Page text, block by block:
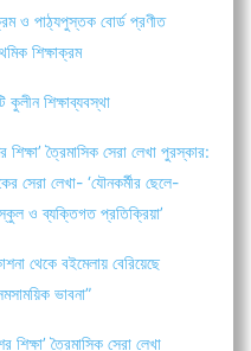
ও পাঠ্যপুস্তক বোর্ড প্রণীত
শিক্ষাক্রম
কুলীন শিক্ষাব্যবস্থা
শিক্ষা’ ত্রৈমাসিক সেরা লেখা পুরস্কার:
সেরা লেখা- ‘যৌনকর্মীর ছেলে-
ও ব্যক্তিগত প্রতিক্রিয়া’
থেকে বইমেলায় বেরিয়েছে
ভাবনা”
শিক্ষা’ ত্রৈমাসিক সেরা লেখা